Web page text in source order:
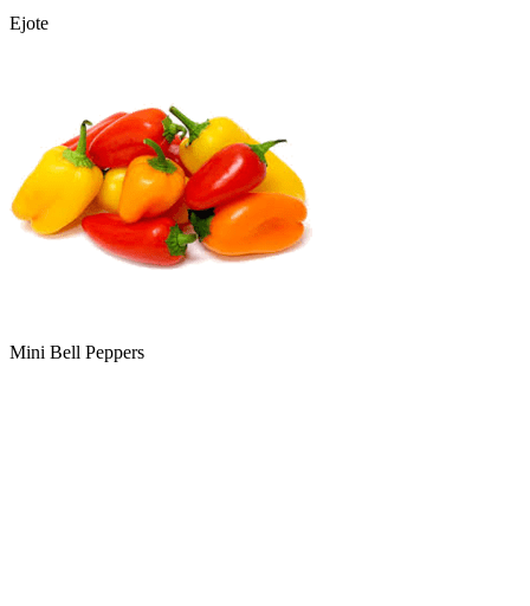
Ejote
Mini Bell Peppers